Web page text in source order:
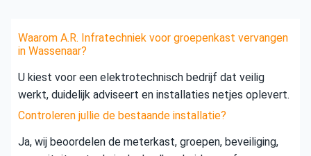
Waarom A.R. Infratechniek voor groepenkast vervangen
in Wassenaar?
U kiest voor een elektrotechnisch bedrijf dat veilig
werkt, duidelijk adviseert en installaties netjes oplevert.
Controleren jullie de bestaande installatie?
Ja, wij beoordelen de meterkast, groepen, beveiliging,